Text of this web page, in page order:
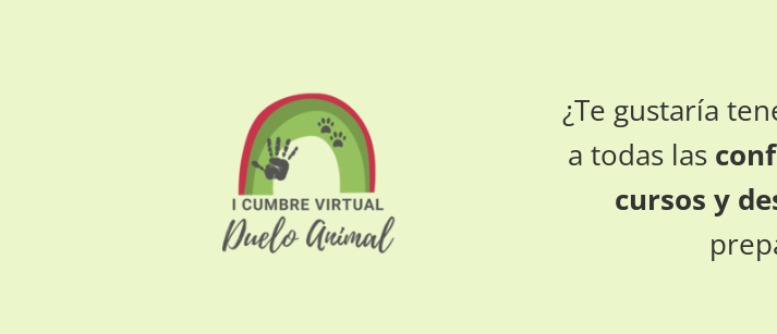
¿Te gustaría
a todas las
cursos y